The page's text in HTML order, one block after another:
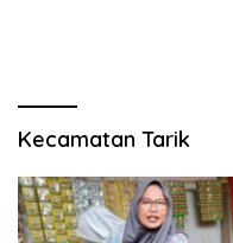
Kecamatan Tarik